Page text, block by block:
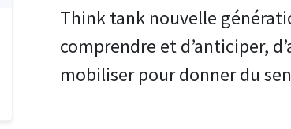
Think tank nouvelle
comprendre et d’anticiper,
mobiliser pour donner du